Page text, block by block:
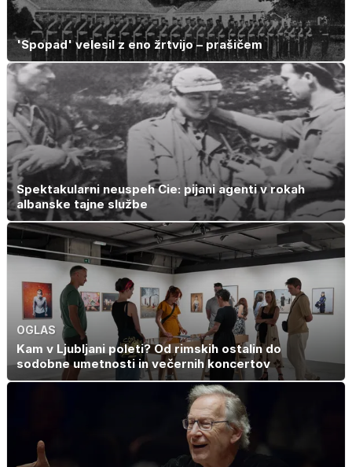
'Spopad' velesil z eno žrtvijo – prašičem
Spektakularni neuspeh Cie: pijani agenti v rokah
albanske tajne službe
OGLAS
Kam v Ljubljani poleti? Od rimskih ostalin do
sodobne umetnosti in večernih koncertov